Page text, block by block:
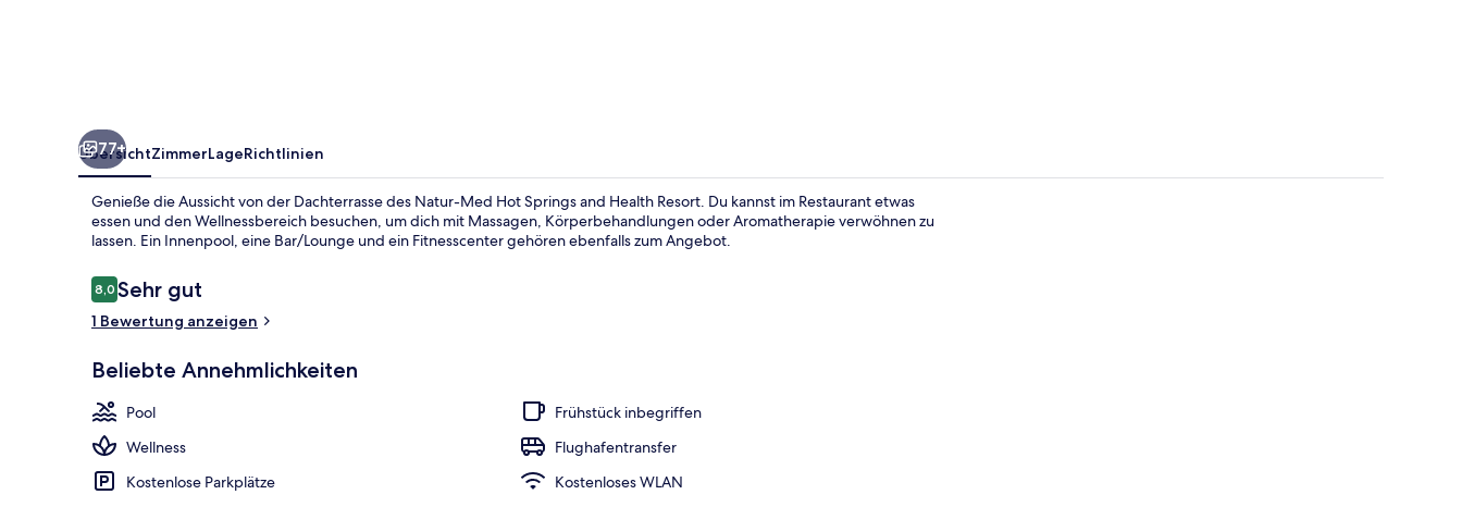
77+
ÜbersichtZimmerLageRichtlinien
Genieße die Aussicht von der Dachterrasse des Natur-Med Hot Springs and Health Resort. Du kannst im Restaurant etwas
essen und den Wellnessbereich besuchen, um dich mit Massagen, Körperbehandlungen oder Aromatherapie verwöhnen zu
lassen. Ein Innenpool, eine Bar/Lounge und ein Fitnesscenter gehören ebenfalls zum Angebot.
Bewertungen
8,08,0 von 10.
Sehr gut
1 Bewertung anzeigen
Beliebte Annehmlichkeiten
Pool
Frühstück inbegriffen
Wellness
Flughafentransfer
Kostenlose Parkplätze
Kostenloses WLAN